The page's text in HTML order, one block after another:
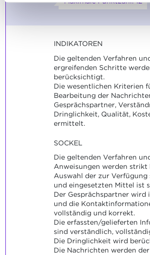
INDIKATOREN
Die geltenden Verfahren
ergreifenden Schritte
berücksichtigt.
Die wesentlichen Kriterien
Bearbeitung der
Gesprächspartner,
Dringlichkeit, Qualität,
ermittelt.
SOCKEL
Die geltenden Verfahren
Anweisungen werden strikt
Auswahl der zur Verfügung
und eingesetzten Mittel ist
Der Gesprächspartner wird
und die
vollständig und korrekt.
Die erfassten/gelieferten
sind verständlich,
Die Dringlichkeit wird
Die Nachrichten werden